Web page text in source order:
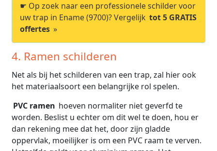
☛ Op zoek naar een professionele schilder voor
uw trap in Ename (9700)? Vergelijk tot 5 GRATIS
offertes »
4. Ramen schilderen
Net als bij het schilderen van een trap, zal hier ook
het materiaalsoort een belangrijke rol spelen.
PVC ramen hoeven normaliter niet geverfd te
worden. Beslist u echter om dit wel te doen, hou er
dan rekening mee dat het, door zijn gladde
oppervlak, moeilijker is om een PVC raam te verven.